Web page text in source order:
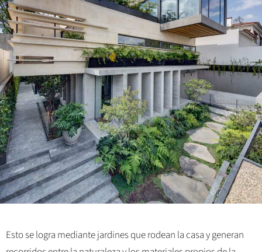
Esto se logra mediante jardines que rodean la casa y generan